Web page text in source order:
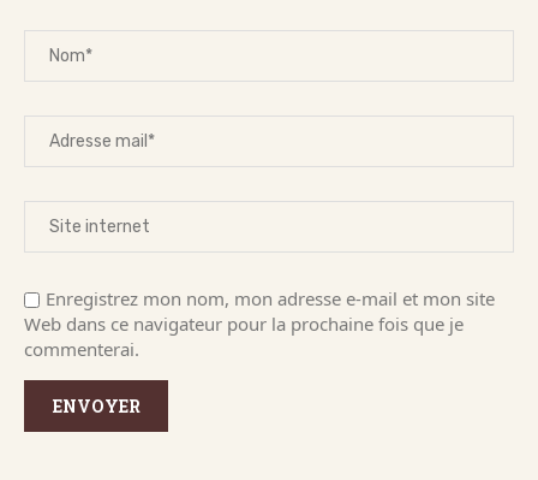
Enregistrez mon nom, mon adresse e-mail et mon site
Web dans ce navigateur pour la prochaine fois que je
commenterai.